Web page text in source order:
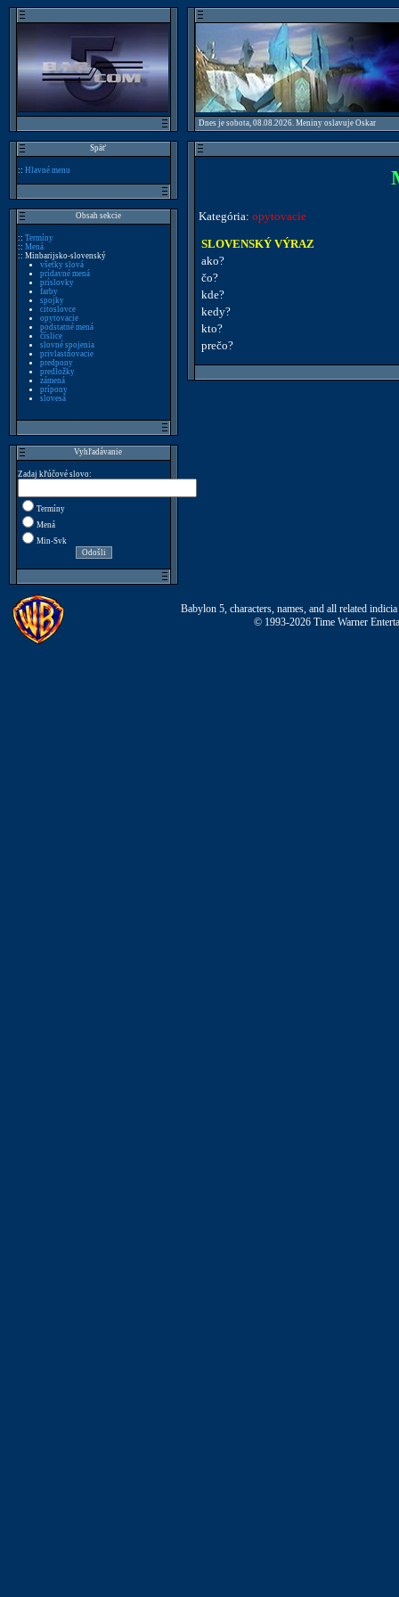
Dnes je sobota, 08.08.2026. Meniny oslavuje Oskar
Späť
:: Hlavné menu
Obsah sekcie
:: Termíny
:: Mená
:: Minbarijsko-slovenský
všetky slová
prídavné mená
príslovky
farby
spojky
citoslovce
opytovacie
podstatné mená
číslice
slovné spojenia
privlastňovacie
predpony
predložky
zámená
prípony
slovesá
Vyhľadávanie
Zadaj kľúčové slovo:
Termíny
Mená
Min-Svk
Kategória: opytovacie
SLOVENSKÝ VÝRAZ
ako?
čo?
kde?
kedy?
kto?
prečo?
Babylon 5, characters, names, and all related
© 1993-2026 Time Warner